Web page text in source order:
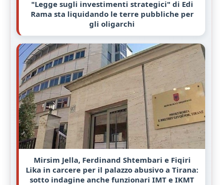
"Legge sugli investimenti strategici" di Edi
Rama sta liquidando le terre pubbliche per
gli oligarchi
Mirsim Jella, Ferdinand Shtembari e Fiqiri
Lika in carcere per il palazzo abusivo a Tirana:
sotto indagine anche funzionari IMT e IKMT